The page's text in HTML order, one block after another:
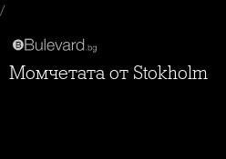
/
Момчетата от Stokholm